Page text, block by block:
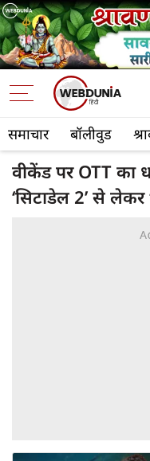
समाचार बॉलीवुड
वीकेंड पर OTT का
‘सिटाडेल 2’ से